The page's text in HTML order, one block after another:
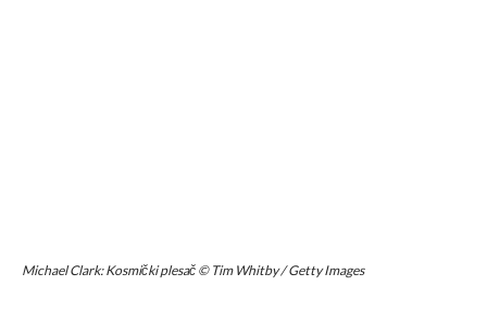
Michael Clark: Kosmički plesač © Tim Whitby / Getty Images